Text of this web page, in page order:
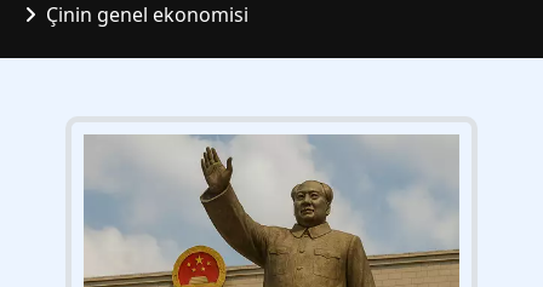
Çinin genel ekonomisi